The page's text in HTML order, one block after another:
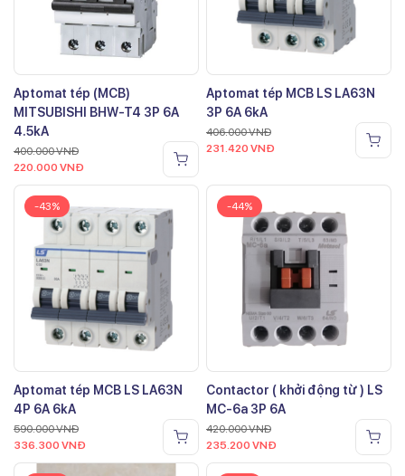
Aptomat tép (MCB)
MITSUBISHI BHW-T4 3P 6A
4.5kA
400.000VNĐ
220.000 VNĐ
Aptomat tép MCB LS LA63N
3P 6A 6kA
406.000VNĐ
231.420 VNĐ
-43%
Aptomat tép MCB LS LA63N
4P 6A 6kA
590.000VNĐ
336.300 VNĐ
-44%
Contactor ( khởi động từ ) LS
MC-6a 3P 6A
420.000VNĐ
235.200 VNĐ